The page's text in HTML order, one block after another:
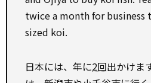
twice a month for
sized koi.
日本には、年に2回出かけま